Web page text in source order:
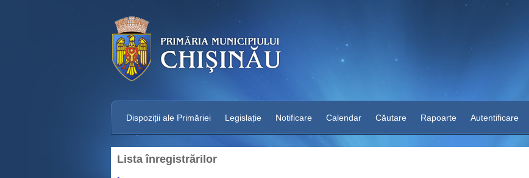
Dispoziții ale Primăriei Legislație Notificare Calendar Căutare Rapoarte Autentificare
Lista înregistrărilor